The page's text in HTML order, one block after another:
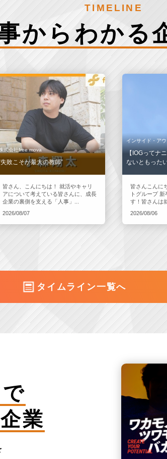
TIMELINE
からわかる
式会社free mova
失敗こそが最大の教師”
皆さん、こんにちは！ 就活やキャリ
アについて考えている皆さんに、成長
企業の裏側を支える「人事」...
2026/08/07
インサイド・ア
【IOGってナ
ないともった
皆さんこんに
トグループ
す！皆さんは
2026/08/06
タイムライン一覧へ
業